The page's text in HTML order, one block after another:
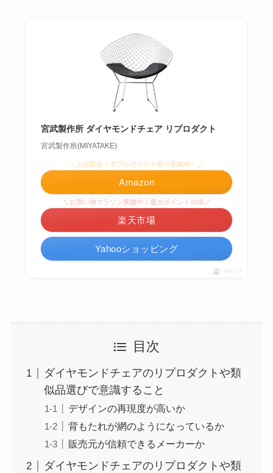
宮武製作所 ダイヤモンドチェア リプロダクト
宮武製作所(MIYATAKE)
＼土日限定！ダブルポイント祭り実施中！／
Amazon
＼お買い物マラソン実施中！最大ポイント10倍／
楽天市場
Yahooショッピング
ポチップ
目次
ダイヤモンドチェアのリプロダクトや類
似品選びで意識すること
デザインの再現度が高いか
背もたれが網のようになっているか
販売元が信頼できるメーカーか
ダイヤモンドチェアのリプロダクトや類